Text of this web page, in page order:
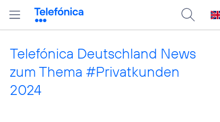
Telefónica Deutschland News
zum Thema #Privatkunden
2024